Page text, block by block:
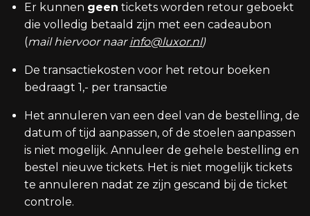
Er kunnen geen tickets worden retour geboekt
die volledig betaald zijn met een cadeaubon
(mail hiervoor naarinfo@luxor.nl)
De transactiekosten voor het retour boeken
bedraagt 1,- per transactie
Het annuleren van een deel van de bestelling, de
datum of tijd aanpassen, of de stoelen aanpassen
is niet mogelijk. Annuleer de gehele bestelling en
bestel nieuwe tickets. Het is niet mogelijk tickets
te annuleren nadat ze zijn gescand bij de ticket
controle.